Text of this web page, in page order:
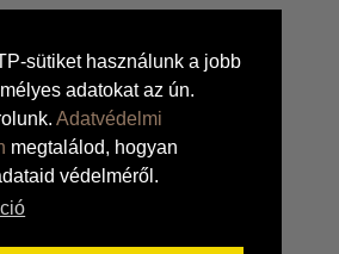
sütiket használunk a jobb
adatokat az ún.
Adatvédelmi
megtalálod, hogyan
védelméről.